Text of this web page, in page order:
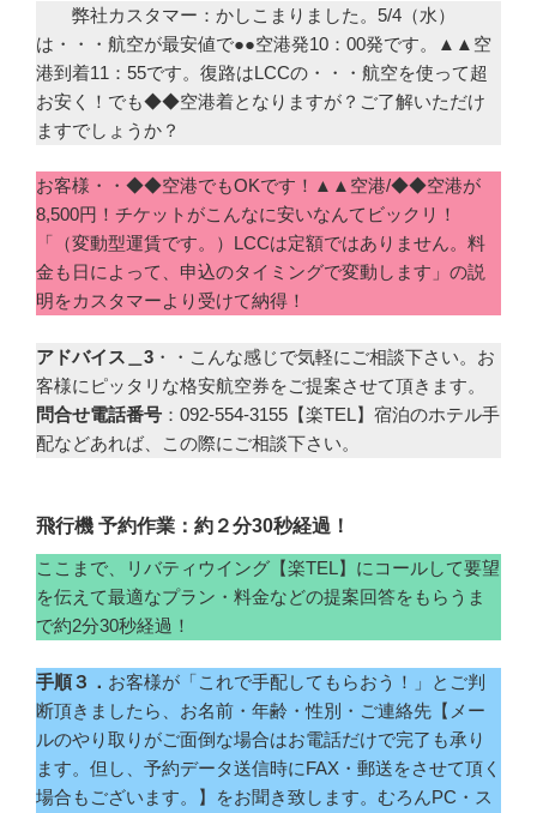
弊社カスタマー：かしこまりました。5/4（水）
は・・・航空が最安値で●●空港発10：00発です。▲▲空
港到着11：55です。復路はLCCの・・・航空を使って超
お安く！でも◆◆空港着となりますが？ご了解いただけ
ますでしょうか？
お客様・・◆◆空港でもOKです！▲▲空港/◆◆空港が
8,500円！チケットがこんなに安いなんてビックリ！
「（変動型運賃です。）LCCは定額ではありません。料
金も日によって、申込のタイミングで変動します」の説
明をカスタマーより受けて納得！
アドバイス＿3 ・・こんな感じで気軽にご相談下さい。お
客様にピッタリな格安航空券をご提案させて頂きます。
問合せ電話番号 ：092-554-3155【楽TEL】宿泊のホテル手
配などあれば、この際にご相談下さい。
飛行機 予約作業：約２分30秒経過！
ここまで、リバティウイング【楽TEL】にコールして要望
を伝えて最適なプラン・料金などの提案回答をもらうま
で約2分30秒経過！
手順３． お客様が「これで手配してもらおう！」とご判
断頂きましたら、お名前・年齢・性別・ご連絡先【メー
ルのやり取りがご面倒な場合はお電話だけで完了も承り
ます。但し、予約データ送信時にFAX・郵送をさせて頂く
場合もございます。】をお聞き致します。むろんPC・ス